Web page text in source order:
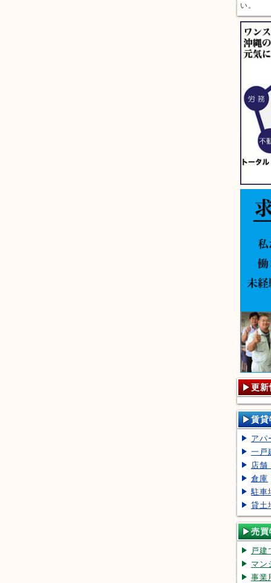
い。
更新
賃貸
アパ
一戸
店舗
倉庫
駐車
貸土
売買
戸建
マン
事業